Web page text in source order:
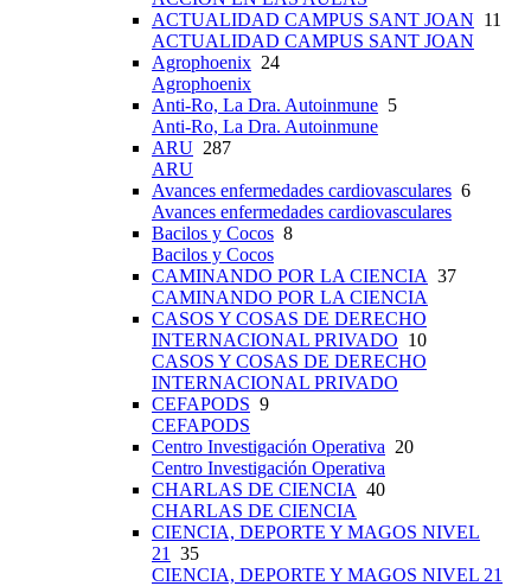
ACTUALIDAD CAMPUS SANT JOAN 11
ACTUALIDAD CAMPUS SANT JOAN
Agrophoenix 24
Agrophoenix
Anti-Ro, La Dra. Autoinmune 5
Anti-Ro, La Dra. Autoinmune
ARU 287
ARU
Avances enfermedades cardiovasculares 6
Avances enfermedades cardiovasculares
Bacilos y Cocos 8
Bacilos y Cocos
CAMINANDO POR LA CIENCIA 37
CAMINANDO POR LA CIENCIA
CASOS Y COSAS DE DERECHO
INTERNACIONAL PRIVADO 10
CASOS Y COSAS DE DERECHO
INTERNACIONAL PRIVADO
CEFAPODS 9
CEFAPODS
Centro Investigación Operativa 20
Centro Investigación Operativa
CHARLAS DE CIENCIA 40
CHARLAS DE CIENCIA
CIENCIA, DEPORTE Y MAGOS NIVEL
21 35
CIENCIA, DEPORTE Y MAGOS NIVEL 21